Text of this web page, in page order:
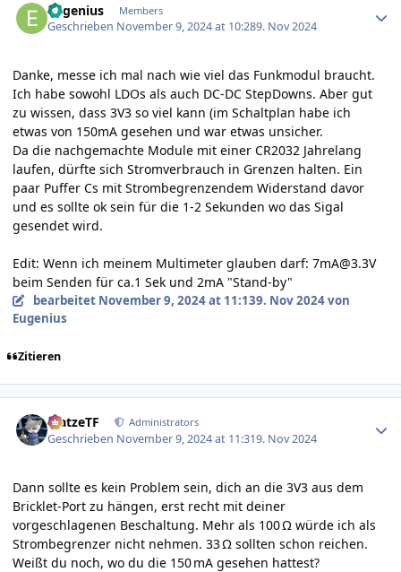
Eugenius Members
Geschrieben November 9, 2024 at 10:289. Nov 2024
Danke, messe ich mal nach wie viel das Funkmodul braucht.
Ich habe sowohl LDOs als auch DC-DC StepDowns. Aber gut
zu wissen, dass 3V3 so viel kann (im Schaltplan habe ich
etwas von 150mA gesehen und war etwas unsicher.
Da die nachgemachte Module mit einer CR2032 Jahrelang
laufen, dürfte sich Stromverbrauch in Grenzen halten. Ein
paar Puffer Cs mit Strombegrenzendem Widerstand davor
und es sollte ok sein für die 1-2 Sekunden wo das Sigal
gesendet wird.
Edit: Wenn ich meinem Multimeter glauben darf: 7mA@3.3V
beim Senden für ca.1 Sek und 2mA "Stand-by"
bearbeitet November 9, 2024 at 11:139. Nov 2024von
Eugenius
Zitieren
MatzeTF Administrators
Geschrieben November 9, 2024 at 11:319. Nov 2024
Dann sollte es kein Problem sein, dich an die 3V3 aus dem
Bricklet-Port zu hängen, erst recht mit deiner
vorgeschlagenen Beschaltung. Mehr als 100 Ω würde ich als
Strombegrenzer nicht nehmen. 33 Ω sollten schon reichen.
Weißt du noch, wo du die 150 mA gesehen hattest?